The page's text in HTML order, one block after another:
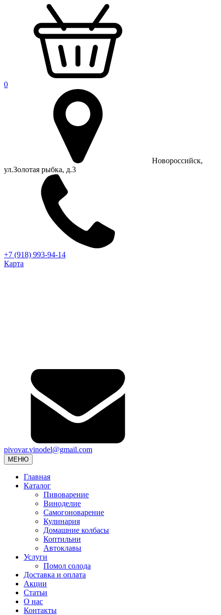
0
Новороссийск,
ул.Золотая рыбка, д.3
+7 (918) 993-94-14
Карта
pivovar.vinodel@gmail.com
МЕНЮ
Главная
Каталог
Пивоварение
Виноделие
Самогоноварение
Кулинария
Домашние колбасы
Коптильни
Автоклавы
Услуги
Помол солода
Доставка и оплата
Акции
Статьи
О нас
Контакты